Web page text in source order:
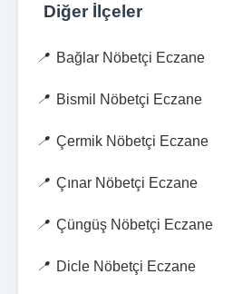
Diğer İlçeler
Bağlar Nöbetçi Eczane
Bismil Nöbetçi Eczane
Çermik Nöbetçi Eczane
Çınar Nöbetçi Eczane
Çüngüş Nöbetçi Eczane
Dicle Nöbetçi Eczane